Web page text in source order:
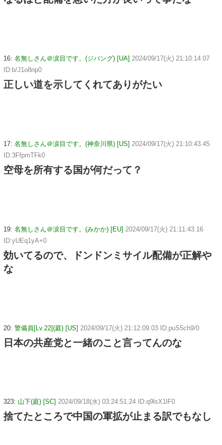
16: 名無しさん＠涙目です。(ジパング) [UA] 2024/09/17(火) 21:10:14.07
ID:b/J1o8np0
正しい道を示してくれてありがたい
17: 名無しさん＠涙目です。(神奈川県) [US] 2024/09/17(火) 21:10:43.45
ID:3FfpmTFk0
空母を所有する国が何だって？
19: 名無しさん＠涙目です。(みかか) [EU] 2024/09/17(火) 21:11:43.16
ID:yUEq1yA+0
効いてるので、ドンドンミサイル配備が正解や
な
20: 警備員[Lv.22](庭) [US] 2024/09/17(火) 21:12:09.03 ID:puS5ch9/0
日本の共産党と一緒のこと言ってんのな
323: 山下(庭) [SC] 2024/09/18(水) 03:24:51.24 ID:q9lsX1lF0
捨てたところで中国の軍拡が止まる訳でもなし